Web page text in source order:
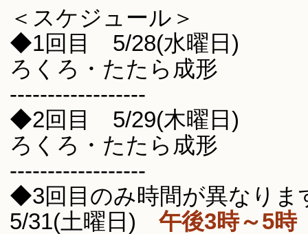
＜スケジュール＞
◆1回目 5/28(水曜日)
ろくろ・たたら成形
------------------
◆2回目 5/29(木曜日)
ろくろ・たたら成形
------------------
◆3回目のみ時間が異なりま
5/31(土曜日) 午後3時～5